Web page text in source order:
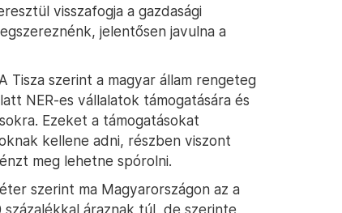
visszafogja a gazdasági
jelentősen javulna a
A Tisza szerint a magyar állam rengeteg
NER-es vállalatok támogatására és
Ezeket a támogatásokat
kellene adni, részben viszont
meg lehetne spórolni.
szerint ma Magyarországon az a
áraznak túl, de szerinte